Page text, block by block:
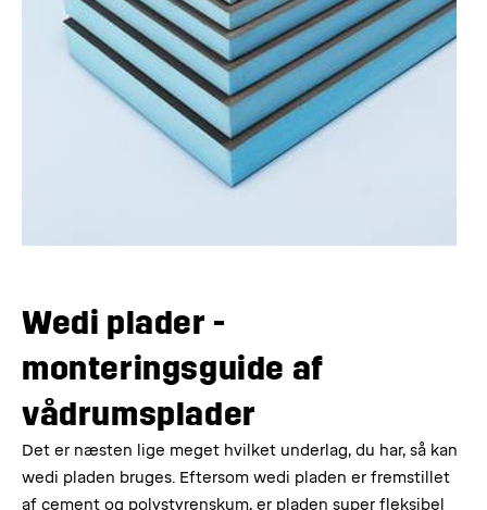
Wedi plader -
monteringsguide af
vådrumsplader
Det er næsten lige meget hvilket underlag, du har, så kan
wedi pladen bruges. Eftersom wedi pladen er fremstillet
af cement og polystyrenskum, er pladen super fleksibel